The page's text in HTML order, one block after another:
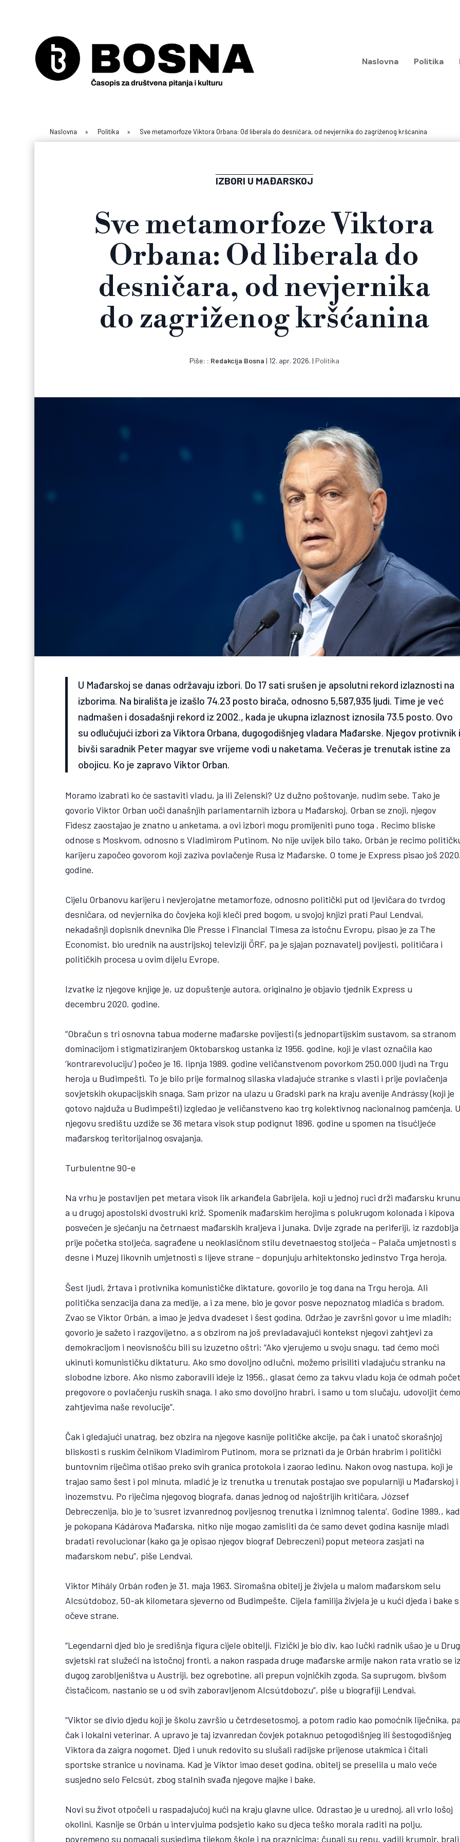
Naslovna Politika
Naslovna » Politika » Sve metamorfoze Viktora Orbana: Od liberala do desničara, od nevjernika do zagriženog kršćanina
IZBORI U MAĐARSKOJ
Sve metamorfoze Viktora
Orbana: Od liberala do
desničara, od nevjernika
do zagriženog kršćanina
Piše: Redakcija Bosna | 12. apr. 2026. | Politika
U Mađarskoj se danas održavaju izbori. Do 17 sati srušen je apsolutni rekord izlaznosti na
izborima. Na birališta je izašlo 74.23 posto birača, odnosno 5,587,935 ljudi. Time je već
nadmašen i dosadašnji rekord iz 2002., kada je ukupna izlaznost iznosila 73.5 posto. Ovo
su odlučujući izbori za Viktora Orbana, dugogodišnjeg vladara Mađarske. Njegov protivnik
bivši saradnik Peter magyar sve vrijeme vodi u naketama. Večeras je trenutak istine za
obojicu. Ko je zapravo Viktor Orban.
Moramo izabrati ko će sastaviti vladu, ja ili Zelenski? Uz dužno poštovanje, nudim sebe. Tako je
govorio Viktor Orban uoči današnjih parlamentarnih izbora u Mađarskoj. Orban se znoji, njegov
Fidesz zaostajao je znatno u anketama, a ovi izbori mogu promijeniti puno toga . Recimo bliske
odnose s Moskvom, odnosno s Vladimirom Putinom. No nije uvijek bilo tako, Orbán je recimo
karijeru započeo govorom koji zaziva povlačenje Rusa iz Mađarske. O tome je Express pisao još
godine.
Cijelu Orbanovu karijeru i nevjerojatne metamorfoze, odnosno politički put od ljevičara do tvrdog
desničara, od nevjernika do čovjeka koji kleči pred bogom, u svojoj knjizi prati Paul Lendvai,
nekadašnji dopisnik dnevnika Die Presse i Financial Timesa za istočnu Evropu, pisao je za The
Economist, bio urednik na austrijskoj televiziji ÖRF, pa je sjajan poznavatelj povijesti, političara i
političkih procesa u ovim dijelu Evrope.
Izvatke iz njegove knjige je, uz dopuštenje autora, originalno je objavio tjednik Express u
decembru 2020. godine.
“Obračun s tri osnovna tabua moderne mađarske povijesti (s jednopartijskim sustavom, sa stranom
dominacijom i stigmatiziranjem Oktobarskog ustanka iz 1956. godine, koji je vlast označila kao
‘kontrarevoluciju’) počeo je 16. lipnja 1989. godine veličanstvenom povorkom 250.000 ljudi na Trgu
heroja u Budimpešti. To je bilo prije formalnog silaska vladajuće stranke s vlasti i prije povlačenja
sovjetskih okupacijskih snaga. Sam prizor na ulazu u Gradski park na kraju avenije Andrássy (koji je
gotovo najduža u Budimpešti) izgledao je veličanstveno kao trg kolektivnog nacionalnog pamćenja.
njegovu središtu uzdiže se 36 metara visok stup podignut 1896. godine u spomen na tisućljeće
mađarskog teritorijalnog osvajanja.
Turbulentne 90-e
Na vrhu je postavljen pet metara visok lik arkanđela Gabrijela, koji u jednoj ruci drži mađarsku krunu
a u drugoj apostolski dvostruki križ. Spomenik mađarskim herojima s polukrugom kolonada i kipova
posvećen je sjećanju na četrnaest mađarskih kraljeva i junaka. Dvije zgrade na periferiji, iz razdoblja
prije početka stoljeća, sagrađene u neoklasičnom stilu devetnaestog stoljeća – Palača umjetnosti s
desne i Muzej likovnih umjetnosti s lijeve strane – dopunjuju arhitektonsko jedinstvo Trga heroja.
Šest ljudi, žrtava i protivnika komunističke diktature, govorilo je tog dana na Trgu heroja. Ali
politička senzacija dana za medije, a i za mene, bio je govor posve nepoznatog mladića s bradom.
Zvao se Viktor Orbán, a imao je jedva dvadeset i šest godina. Održao je završni govor u ime mladih;
govorio je sažeto i razgovijetno, a s obzirom na još prevladavajući kontekst njegovi zahtjevi za
demokracijom i neovisnošću bili su izuzetno oštri: “Ako vjerujemo u svoju snagu, tad ćemo moći
ukinuti komunističku diktaturu. Ako smo dovoljno odlučni, možemo prisiliti vladajuću stranku na
slobodne izbore. Ako nismo zaboravili ideje iz 1956., glasat ćemo za takvu vladu koja će odmah
pregovore o povlačenju ruskih snaga. I ako smo dovoljno hrabri, i samo u tom slučaju, udovoljit
zahtjevima naše revolucije”.
Čak i gledajući unatrag, bez obzira na njegove kasnije političke akcije, pa čak i unatoč skorašnjoj
bliskosti s ruskim čelnikom Vladimirom Putinom, mora se priznati da je Orbán hrabrim i politički
buntovnim riječima otišao preko svih granica protokola i zaorao ledinu. Nakon ovog nastupa, koji je
trajao samo šest i pol minuta, mladić je iz trenutka u trenutak postajao sve popularniji u Mađarskoj i
inozemstvu. Po riječima njegovog biografa, danas jednog od najoštrijih kritičara, József
Debreczenija, bio je to ‘susret izvanrednog povijesnog trenutka i iznimnog talenta’. Godine 1989., kad
je pokopana Kádárova Mađarska, nitko nije mogao zamisliti da će samo devet godina kasnije mladi
bradati revolucionar (kako ga je opisao njegov biograf Debreczeni) poput meteora zasjati na
mađarskom nebu”, piše Lendvai.
Viktor Mihály Orbán rođen je 31. maja 1963. Siromašna obitelj je živjela u malom mađarskom selu
Alcsútdoboz, 50-ak kilometara sjeverno od Budimpešte. Cijela familija živjela je u kući djeda i bake s
očeve strane.
“Legendarni djed bio je središnja figura cijele obitelji. Fizički je bio div, kao lučki radnik ušao je u
svjetski rat služeći na istočnoj fronti, a nakon raspada druge mađarske armije nakon rata vratio se
dugog zarobljeništva u Austriji, bez ogrebotine, ali prepun vojničkih zgoda. Sa suprugom, bivšom
čistačicom, nastanio se u od svih zaboravljenom Alcsútdobozu”, piše u biografiji Lendvai.
“Viktor se divio djedu koji je školu završio u četrdesetosmoj, a potom radio kao pomoćnik liječnika,
čak i lokalni veterinar. A upravo je taj izvanredan čovjek potaknuo petogodišnjeg ili šestogodišnjeg
Viktora da zaigra nogomet. Djed i unuk redovito su slušali radijske prijenose utakmica i čitali
sportske stranice u novinama. Kad je Viktor imao deset godina, obitelj se preselila u malo veće
susjedno selo Felcsút, zbog stalnih svađa njegove majke i bake.
Novi su život otpočeli u raspadajućoj kući na kraju glavne ulice. Odrastao je u urednoj, ali vrlo lošoj
okolini. Kasnije se Orbán u intervjuima podsjetio kako su djeca teško morala raditi na polju,
povremeno su pomagali susjedima tijekom škole i na praznicima; čupali su repu, vadili krumpir, brali